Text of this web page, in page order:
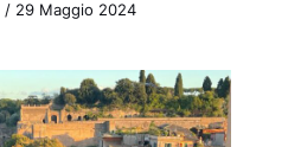
/ 29 Maggio 2024